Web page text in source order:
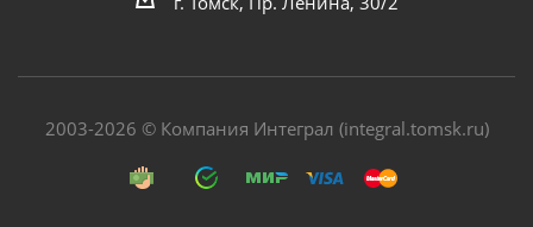
2003-2026 © Компания Интеграл (integral.tomsk.ru)